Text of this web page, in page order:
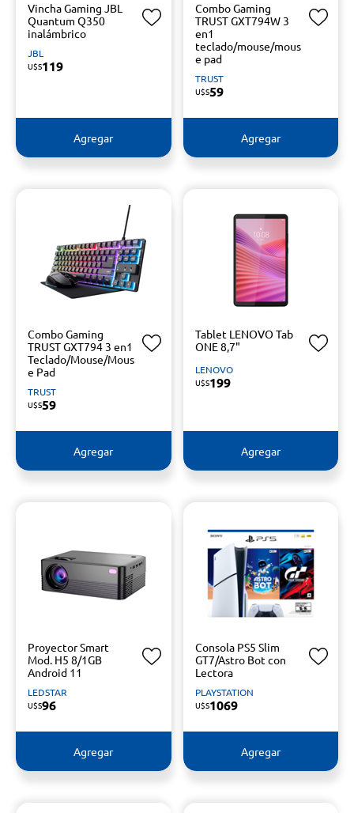
Vincha Gaming JBL
Quantum Q350
inalámbrico
JBL
U$S119
Agregar
Combo Gaming
TRUST GXT794W 3
en1
teclado/mouse/mous
e pad
TRUST
U$S59
Agregar
Combo Gaming
TRUST GXT794 3 en1
Teclado/Mouse/Mous
e Pad
TRUST
U$S59
Agregar
Tablet LENOVO Tab
ONE 8,7"
LENOVO
U$S199
Agregar
Proyector Smart
Mod. H5 8/1GB
Android 11
LEDSTAR
U$S96
Agregar
Consola PS5 Slim
GT7/Astro Bot con
Lectora
PLAYSTATION
U$S1069
Agregar